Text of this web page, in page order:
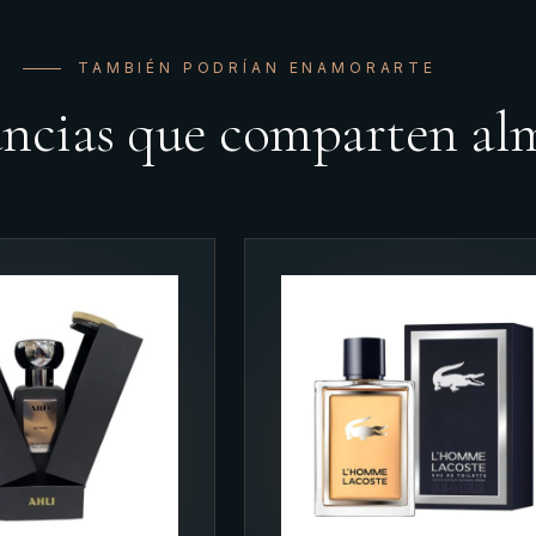
TAMBIÉN PODRÍAN ENAMORARTE
que comparten